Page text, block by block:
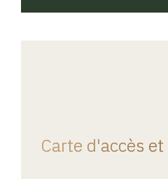
Carte d'accès